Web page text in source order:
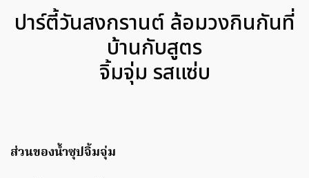
ปาร์ตี้วันสงกรานต์ ล้อมวงกินกันที่
บ้านกับสูตร
จิ้มจุ่ม รสแซ่บ
ส่วนของน้ำซุปจิ้มจุ่ม